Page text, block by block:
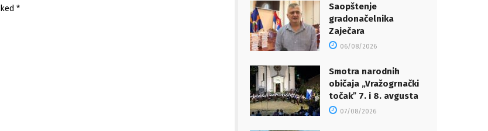
*
Saopštenje
gradonačelnika
Zaječara
06/08/2026
Smotra narodnih
običaja „Vražogrnački
točakˮ 7. i 8. avgusta
07/08/2026